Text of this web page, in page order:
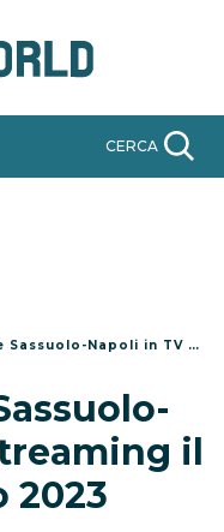
CERCA
in TV e streaming il 17 febbraio 2023
il
2023